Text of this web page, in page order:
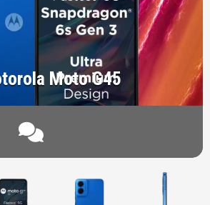
Moto G45